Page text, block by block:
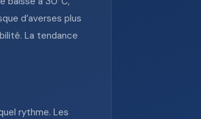
d’averses plus
La tendance
rythme. Les